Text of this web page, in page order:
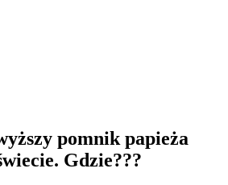
pomnik papieża
Gdzie???